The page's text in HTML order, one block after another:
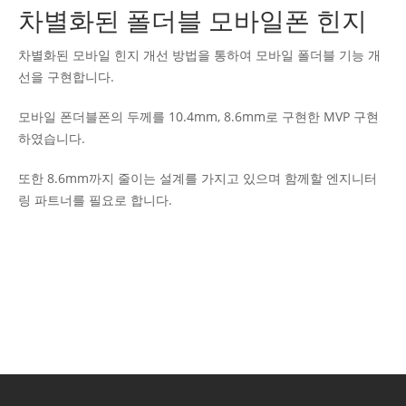
차별화된 폴더블 모바일폰 힌지
차별화된 모바일 힌지 개선 방법을 통하여 모바일 폴더블 기능 개
선을 구현합니다.
모바일 폰더블폰의 두께를 10.4mm, 8.6mm로 구현한 MVP 구현
하였습니다.
또한 8.6mm까지 줄이는 설계를 가지고 있으며 함께할 엔지니터
링 파트너를 필요로 합니다.